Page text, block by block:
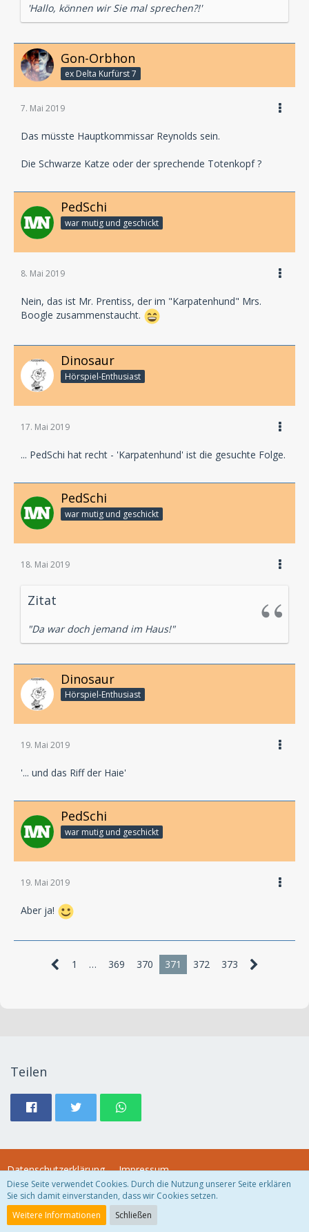
'Hallo, können wir Sie mal sprechen?!'
Gon-Orbhon
ex Delta Kurfürst 7
7. Mai 2019
Das müsste Hauptkommissar Reynolds sein.
Die Schwarze Katze oder der sprechende Totenkopf ?
PedSchi
war mutig und geschickt
8. Mai 2019
Nein, das ist Mr. Prentiss, der im "Karpatenhund" Mrs.
Boogle zusammenstaucht.
Dinosaur
Hörspiel-En­thu­si­ast
17. Mai 2019
... PedSchi hat recht - 'Karpatenhund' ist die gesuchte Folge.
PedSchi
war mutig und geschickt
18. Mai 2019
Zitat
"Da war doch jemand im Haus!"
Dinosaur
Hörspiel-En­thu­si­ast
19. Mai 2019
'... und das Riff der Haie'
PedSchi
war mutig und geschickt
19. Mai 2019
Aber ja!
1 … 369 370 371 372 373
Teilen
Datenschutzerklärung Impressum
Community-Software:
Diese Seite verwendet Cookies. Durch die Nutzung unserer Seite erklären
Sie sich damit einverstanden, dass wir Cookies setzen.
Weitere Informationen
Schließen